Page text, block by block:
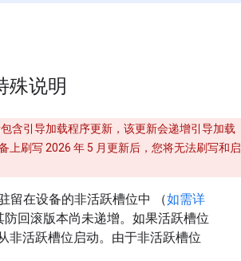
殊说明
含引导加载程序更新，该更新会递增引导加载
上刷写 2026 年 5 月更新后，您将无法刷写和启
留在设备的非活跃槽位中 （如需详
回滚版本尚未递增。如果活跃槽位
非活跃槽位启动。由于非活跃槽位